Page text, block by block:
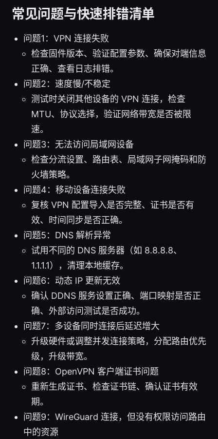
常见问题与快速排错清单
问题1：VPN 连接失败
检查固件版本、验证配置参数、确保对端信息
正确、查看日志排错。
问题2：速度慢/不稳定
测试时关闭其他设备的 VPN 连接，检查
MTU、协议选择，验证网络带宽是否被限
速。
问题3：无法访问局域网设备
检查分流设置、路由表、局域网子网掩码和防
火墙策略。
问题4：移动设备连接失败
复核 VPN 配置导入是否完整、证书是否有
效、时间同步是否正确。
问题5：DNS 解析异常
试用不同的 DNS 服务器（如 8.8.8.8、
1.1.1.1），清理本地缓存。
问题6：动态 IP 更新无效
确认 DDNS 服务设置正确、端口映射是否正
确、外部访问测试是否成功。
问题7：多设备同时连接后延迟增大
升级硬件或调整并发连接策略，分配路由优先
级，升级带宽。
问题8：OpenVPN 客户端证书问题
重新生成证书、检查证书链、确认证书有效
期。
问题9：WireGuard 连接，但没有权限访问路由
中的资源